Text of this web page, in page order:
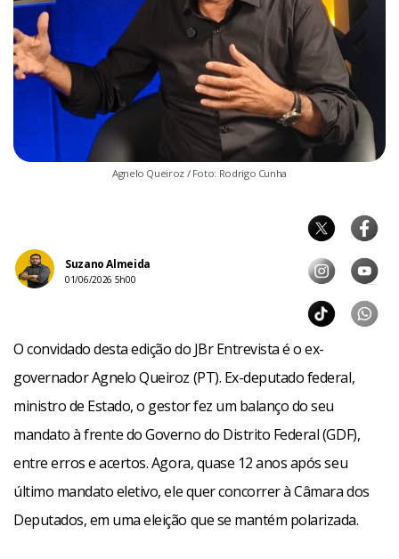
Agnelo Queiroz / Foto: Rodrigo Cunha
Suzano Almeida
01/06/2026 5h00
O convidado desta edição do JBr Entrevista é o ex-
governador Agnelo Queiroz (PT). Ex-deputado federal,
ministro de Estado, o gestor fez um balanço do seu
mandato à frente do Governo do Distrito Federal (GDF),
entre erros e acertos. Agora, quase 12 anos após seu
último mandato eletivo, ele quer concorrer à Câmara dos
Deputados, em uma eleição que se mantém polarizada.